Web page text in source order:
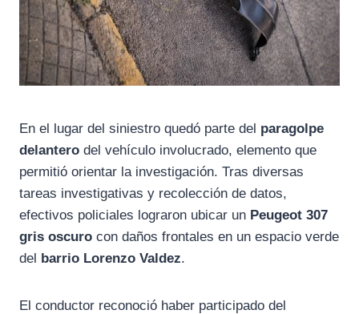
En el lugar del siniestro quedó parte del paragolpe
delantero del vehículo involucrado, elemento que
permitió orientar la investigación. Tras diversas
tareas investigativas y recolección de datos,
efectivos policiales lograron ubicar un Peugeot 307
gris oscuro con daños frontales en un espacio verde
del barrio Lorenzo Valdez.
El conductor reconoció haber participado del